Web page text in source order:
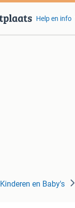
Help en info
Kinderen en Baby's